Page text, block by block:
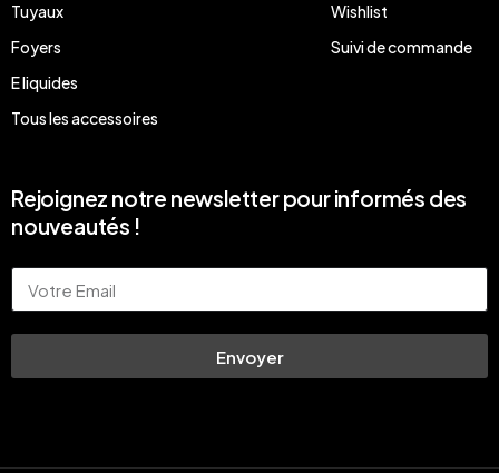
Tuyaux
Foyers
E liquides
Tous les accessoires
Wishlist
Suivi de commande
Rejoignez notre newsletter pour informés des
nouveautés !
Envoyer